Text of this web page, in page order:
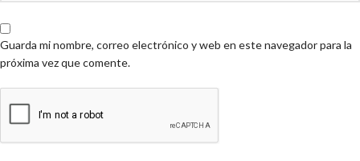
Guarda mi nombre, correo electrónico y web en este navegador para la
próxima vez que comente.